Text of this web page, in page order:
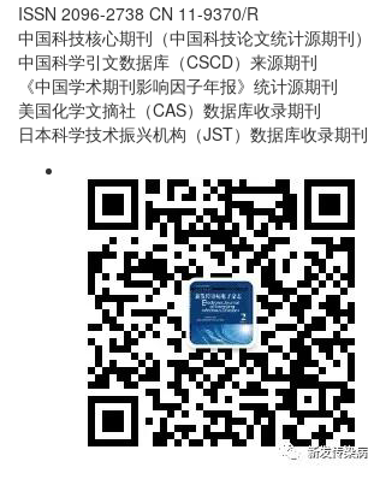
ISSN 2096-2738 CN 11-9370/R
中国科技核心期刊（中国科技论文统计源期刊）
中国科学引文数据库（CSCD）来源期刊
《中国学术期刊影响因子年报》统计源期刊
美国化学文摘社（CAS）数据库收录期刊
日本科学技术振兴机构（JST）数据库收录期刊